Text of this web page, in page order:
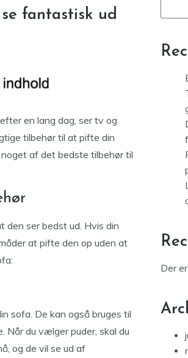
fantastisk ud
en lang dag, ser tv og
tilbehør til at pifte din
af det bedste tilbehør til
den ser bedst ud. Hvis din
at pifte den op uden at
sofa. De kan også bruges til
Når du vælger puder, skal du
og de vil se ud af
Der